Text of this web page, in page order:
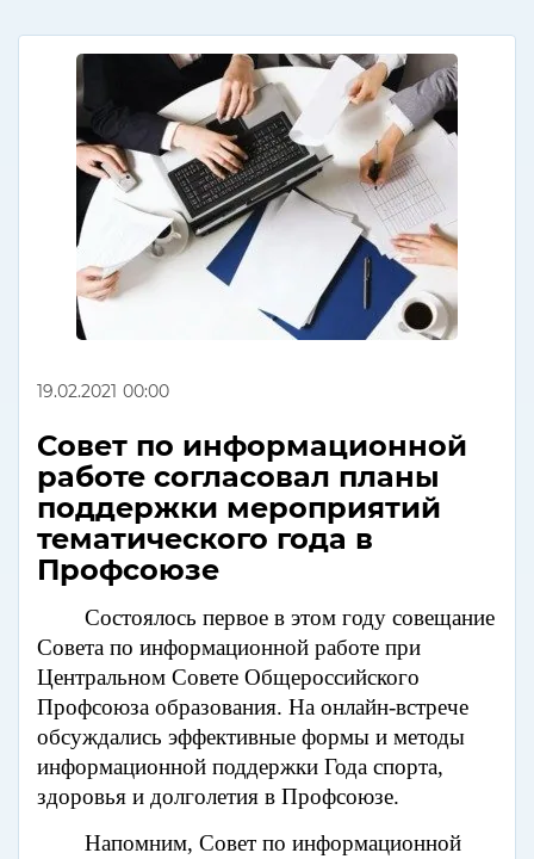
19.02.2021 00:00
Совет по информационной
работе согласовал планы
поддержки мероприятий
тематического года в
Профсоюзе
Состоялось первое в этом году совещание
Совета по информационной работе при
Центральном Совете Общероссийского
Профсоюза образования. На онлайн-встрече
обсуждались эффективные формы и методы
информационной поддержки Года спорта,
здоровья и долголетия в Профсоюзе.
Напомним, Совет по информационной